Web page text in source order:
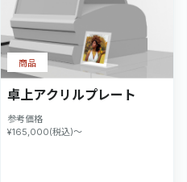
卓上アクリルプレート
参考価格
¥165,000(税込)～
商品